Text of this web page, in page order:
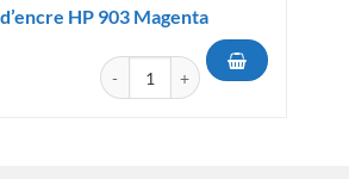
HP 903 Magenta
quantité de Cartouche d'encre HP